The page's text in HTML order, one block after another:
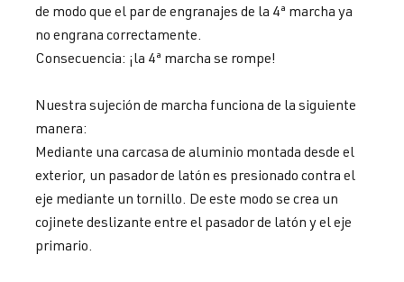
de modo que el par de engranajes de la 4ª marcha ya
no engrana correctamente.
Consecuencia: ¡la 4ª marcha se rompe!
Nuestra sujeción de marcha funciona de la siguiente
manera:
Mediante una carcasa de aluminio montada desde el
exterior, un pasador de latón es presionado contra el
eje mediante un tornillo. De este modo se crea un
cojinete deslizante entre el pasador de latón y el eje
primario.